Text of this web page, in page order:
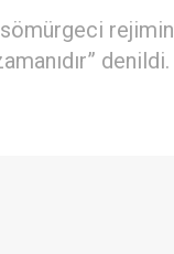
sömürgeci rejimin
denildi.